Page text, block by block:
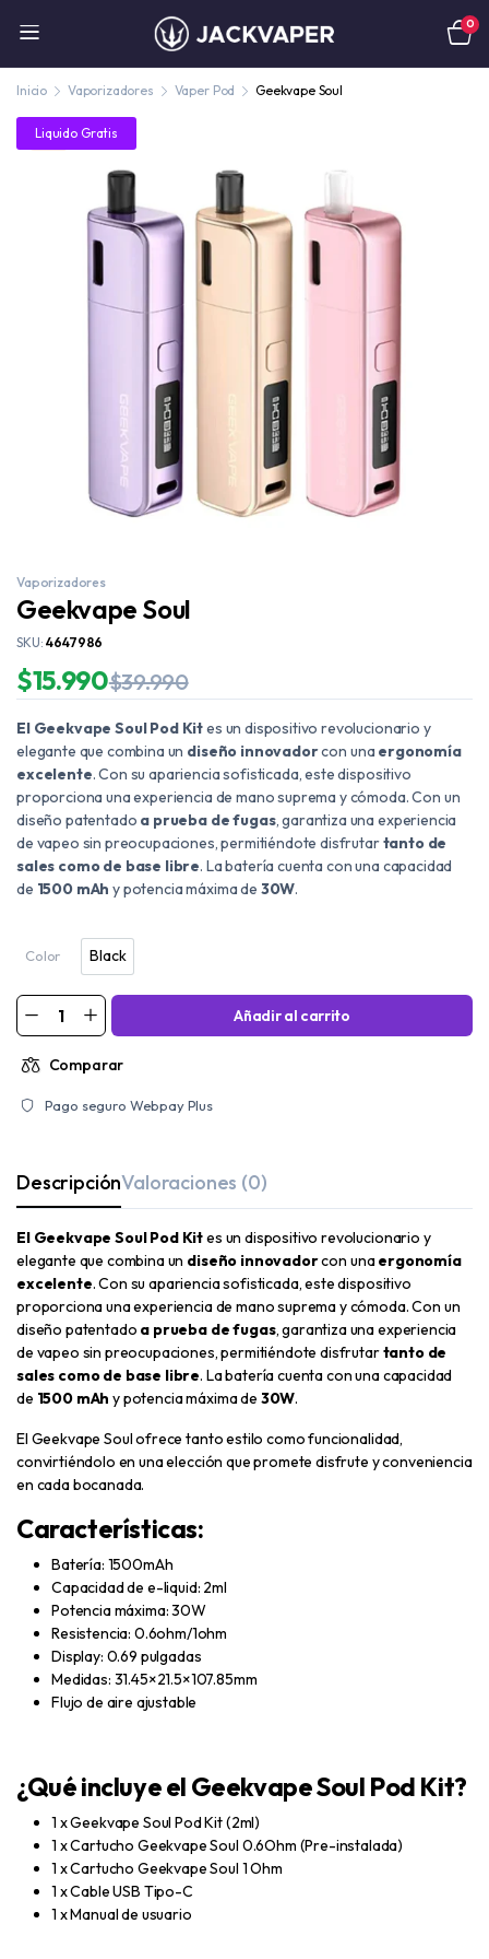
0
Inicio Vaporizadores Vaper Pod Geekvape Soul
Liquido Gratis
61%
Vaporizadores
Geekvape Soul
SKU: 4647986
$39.990
$15.990
El Geekvape Soul Pod Kites un dispositivo revolucionario y
elegante que combina un diseño innovadorcon una ergonomía
excelente. Con su apariencia sofisticada, este dispositivo
proporciona una experiencia de mano suprema y cómoda. Con un
diseño patentado a prueba de fugas, garantiza una experiencia
de vapeo sin preocupaciones, permitiéndote disfrutartanto de
sales como de base libre. La batería cuenta con una capacidad
de 1500 mAh y potencia máxima de 30W.
Color Black
Black
Añadir al carrito
Comparar
Pago seguro Webpay Plus
DescripciónValoraciones (0)
El Geekvape Soul Pod Kites un dispositivo revolucionario y
elegante que combina un diseño innovadorcon unaergonomía
excelente. Con su apariencia sofisticada, este dispositivo
proporciona una experiencia de mano suprema y cómoda. Con un
diseño patentado a prueba de fugas, garantiza una experiencia
de vapeo sin preocupaciones, permitiéndote disfrutartanto de
sales como de base libre. La batería cuenta con una capacidad
de 1500 mAh y potencia máxima de 30W.
El Geekvape Soul ofrece tanto estilo como funcionalidad,
convirtiéndolo en una elección que promete disfrute y conveniencia
en cada bocanada.
Características:
Batería: 1500mAh
Capacidad de e-liquid: 2ml
Potencia máxima: 30W
Resistencia: 0.6ohm/1ohm
Display: 0.69 pulgadas
Medidas: 31.45×21.5×107.85mm
Flujo de aire ajustable
¿Qué incluye el Geekvape Soul Pod Kit?
1 x Geekvape Soul Pod Kit (2ml)
1 x Cartucho Geekvape Soul 0.6Ohm (Pre-instalada)
1 x Cartucho Geekvape Soul 1 Ohm
1 x Cable USB Tipo-C
1 x Manual de usuario